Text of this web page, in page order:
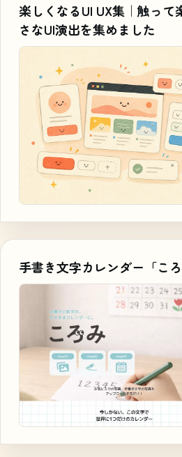
楽しくなるUI UX集｜触って
さなUI演出を集めました
手書き文字カレンダー「こ